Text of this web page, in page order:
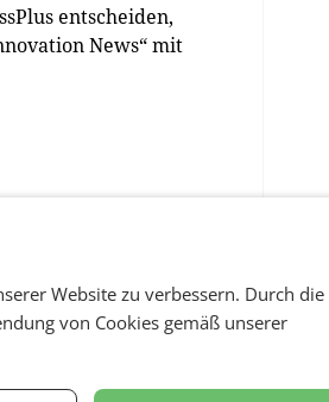
entscheiden,
News“ mit
Website zu verbessern. Durch die
von Cookies gemäß unserer